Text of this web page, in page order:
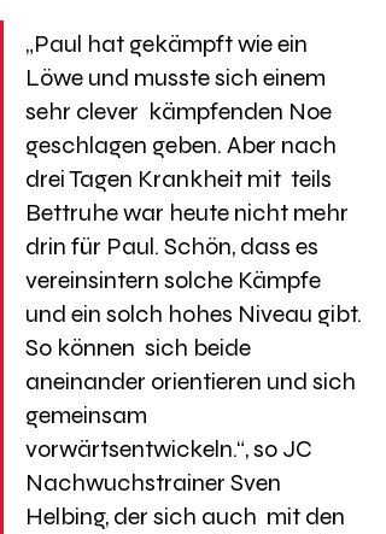
„Paul hat gekämpft wie ein
Löwe und musste sich einem
sehr clever  kämpfenden Noe
geschlagen geben. Aber nach
drei Tagen Krankheit mit  teils
Bettruhe war heute nicht mehr
drin für Paul. Schön, dass es
vereinsintern solche Kämpfe
und ein solch hohes Niveau gibt.
So können  sich beide
aneinander orientieren und sich
gemeinsam
vorwärtsentwickeln.“, so JC
Nachwuchstrainer Sven
Helbing, der sich auch  mit den